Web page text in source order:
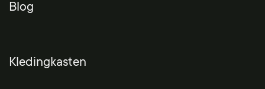
Blog
Kledingkasten